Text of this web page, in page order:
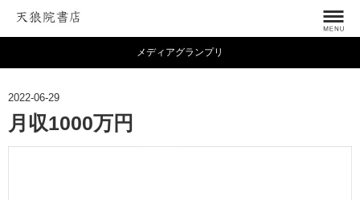
メディアグランプリ
2022-06-29
月収1000万円